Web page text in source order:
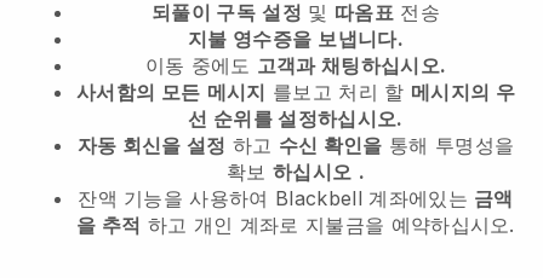
되풀이 구독 설정 및 따옴표 전송
지불 영수증을 보냅니다.
이동 중에도 고객과 채팅하십시오.
사서함의 모든 메시지 를보고 처리 할 메시지의 우
선 순위를 설정하십시오.
자동 회신을 설정 하고 수신 확인을 통해 투명성을
확보하십시오 .
잔액 기능을 사용하여 Blackbell 계좌에있는 금액
을 추적 하고 개인 계좌로 지불금을 예약하십시오.